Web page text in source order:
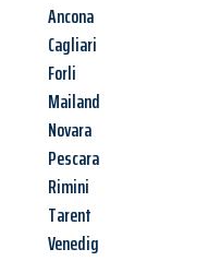
Ancona
Cagliari
Forli
Mailand
Novara
Pescara
Rimini
Tarent
Venedig